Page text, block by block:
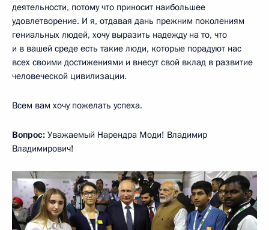
деятельности, потому что приносит наибольшее
удовлетворение. И я, отдавая дань прежним поколениям
гениальных людей, хочу выразить надежду на то, что
и в вашей среде есть такие люди, которые порадуют нас
всех своими достижениями и внесут свой вклад в развитие
человеческой цивилизации.
Всем вам хочу пожелать успеха.
Вопрос: Уважаемый Нарендра Моди! Владимир
Владимирович!